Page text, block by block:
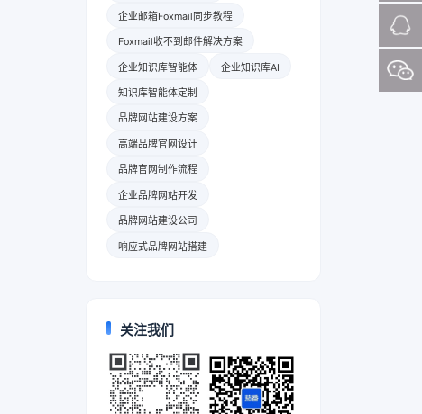
企业邮箱Foxmail同步教程
Foxmail收不到邮件解决方案
企业知识库智能体 企业知识库AI
知识库智能体定制
品牌网站建设方案
高端品牌官网设计
品牌官网制作流程
企业品牌网站开发
品牌网站建设公司
响应式品牌网站搭建
关注我们